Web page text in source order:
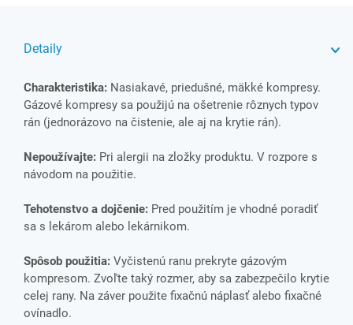
Detaily
Charakteristika: Nasiakavé, priedušné, mäkké kompresy.
Gázové kompresy sa použijú na ošetrenie rôznych typov
rán (jednorázovo na čistenie, ale aj na krytie rán).
Nepoužívajte: Pri alergii na zložky produktu. V rozpore s
návodom na použitie.
Tehotenstvo a dojčenie: Pred použitím je vhodné poradiť
sa s lekárom alebo lekárnikom.
Spôsob použitia: Vyčistenú ranu prekryte gázovým
kompresom. Zvoľte taký rozmer, aby sa zabezpečilo krytie
celej rany. Na záver použite fixačnú náplasť alebo fixačné
ovínadlo.